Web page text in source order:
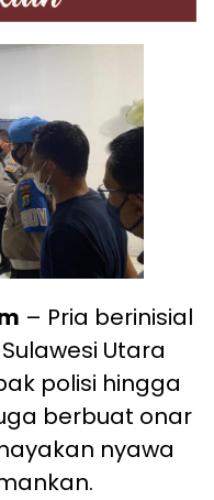
– Pria berinisial
Utara
polisi hingga
berbuat onar
nyawa